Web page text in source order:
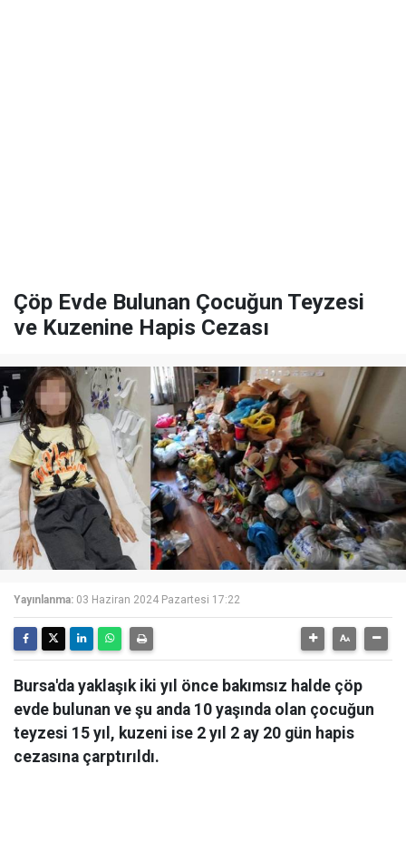
Çöp Evde Bulunan Çocuğun Teyzesi
ve Kuzenine Hapis Cezası
Yayınlanma: 03 Haziran 2024 Pazartesi 17:22
Bursa'da yaklaşık iki yıl önce bakımsız halde çöp
evde bulunan ve şu anda 10 yaşında olan çocuğun
teyzesi 15 yıl, kuzeni ise 2 yıl 2 ay 20 gün hapis
cezasına çarptırıldı.